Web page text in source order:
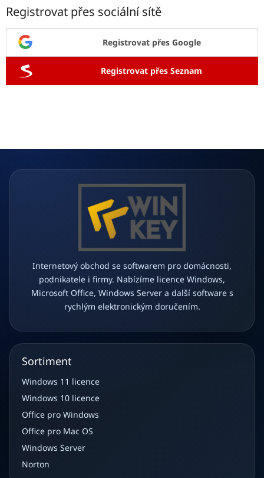
Registrovat přes sociální sítě
Registrovat přes Google
Registrovat přes Seznam
Internetový obchod se softwarem pro domácnosti,
podnikatele i firmy. Nabízíme licence Windows,
Microsoft Office, Windows Server a další software s
rychlým elektronickým doručením.
Sortiment
Windows 11 licence
Windows 10 licence
Office pro Windows
Office pro Mac OS
Windows Server
Norton